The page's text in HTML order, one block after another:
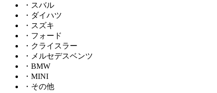
・スバル
・ダイハツ
・スズキ
・フォード
・クライスラー
・メルセデスベンツ
・BMW
・MINI
・その他